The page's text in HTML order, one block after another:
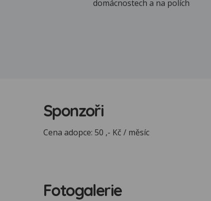
domácnostech a na polích
Sponzoři
Cena adopce: 50 ,- Kč / měsíc
Fotogalerie